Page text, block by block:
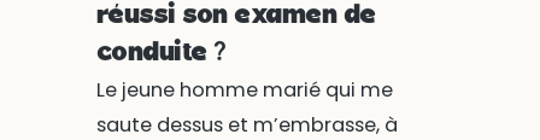
réussi son examen de
conduite ?
Le jeune homme marié qui me
saute dessus et m’embrasse, à